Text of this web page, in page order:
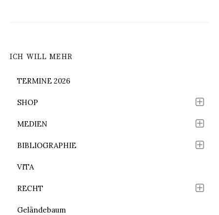
ICH WILL MEHR
TERMINE 2026
SHOP
MEDIEN
BIBLIOGRAPHIE
VITA
RECHT
Geländebaum